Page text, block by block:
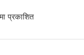
प्रकाशित